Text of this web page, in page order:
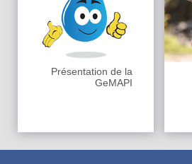
Présentation de la
GeMAPI